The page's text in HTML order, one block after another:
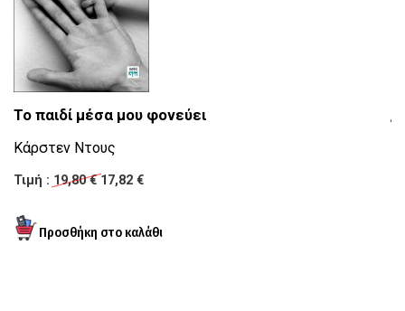
Το παιδί μέσα μου φονεύει
Κάρστεν Ντους
Τιμή : 19,80 €17,82 €